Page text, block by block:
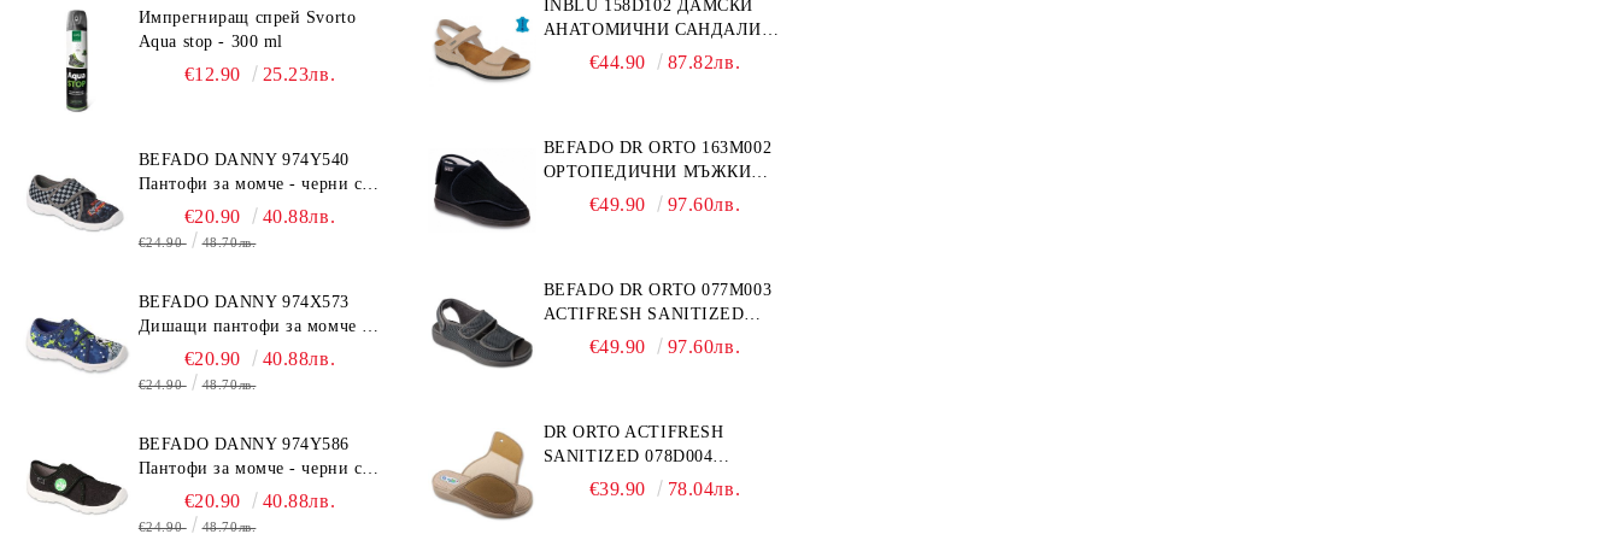
Импрегниращ спрей Svorto
Aqua stop - 300 ml
€12.90 25.23лв.
BEFADO DANNY 974Y540
Пантофи за момче - черни с
€20.90 40.88лв.
€24.90 48.70лв.
BEFADO DANNY 974X573
Дишащи пантофи за момче -
сини с топка
€20.90 40.88лв.
€24.90 48.70лв.
BEFADO DANNY 974Y586
Пантофи за момче - черни с
динозавър€20.90 40.88лв.
€24.90 48.70лв.
INBLU 158D102 ДАМСКИ
АНАТОМИЧНИ САНДАЛИ
ОТ ЕСТЕСТВЕНА КОЖА,
€44.90 87.82лв.
BEFADO DR ORTO 163M002
ОРТОПЕДИЧНИ МЪЖКИ
ОБУВКИ ЗА ГИПСИРАН ИЛИ
€49.90 97.60лв.
BEFADO DR ORTO 077M003
ACTIFRESH SANITIZED
ОРТОПЕДИЧНИ САНДАЛИ
€49.90 97.60лв.
DR ORTO ACTIFRESH
SANITIZED 078D004
ОРТОПЕДИЧНИ ДАМСКИ
€39.90 78.04лв.